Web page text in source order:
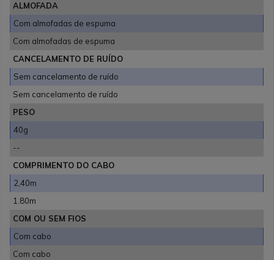
ALMOFADA
Com almofadas de espuma
Com almofadas de espuma
CANCELAMENTO DE RUÍDO
Sem cancelamento de ruído
Sem cancelamento de ruído
PESO
40g
--
COMPRIMENTO DO CABO
2,40m
1.80m
COM OU SEM FIOS
Com cabo
Com cabo